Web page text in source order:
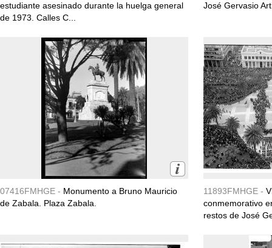
estudiante asesinado durante la huelga general
de 1973. Calles C...
José Gervasio
07416FMHGE - Monumento a Bruno Mauricio
de Zabala. Plaza Zabala.
11893FMHGE -
conmemorativo
restos de José